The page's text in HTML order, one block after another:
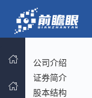
公司介绍
证券简介
股本结构